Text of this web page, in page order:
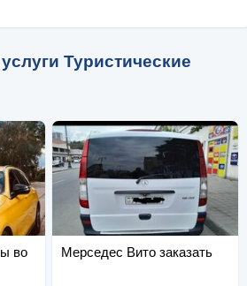
Туристические
во
Мерседес Вито заказать